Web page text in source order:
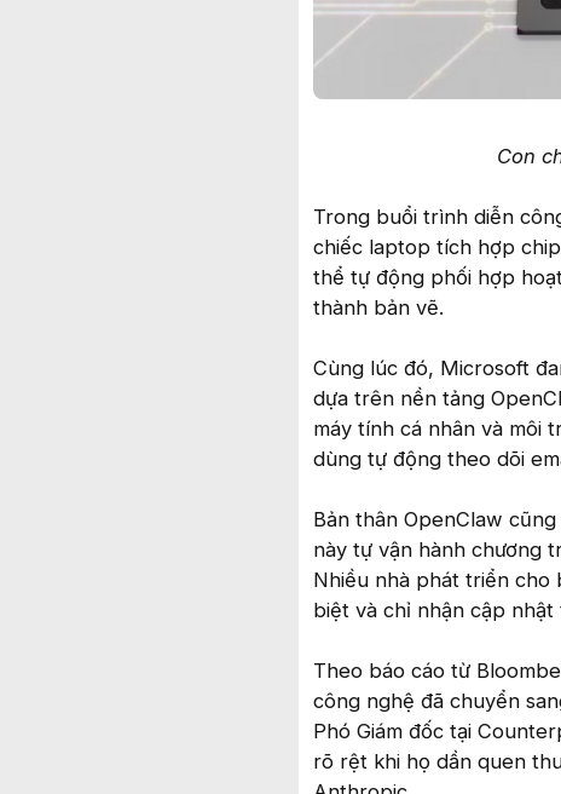
Con
Trong buổi trình diễn
chiếc laptop tích hợp
thể tự động phối hợp
thành bản vẽ.
Cùng lúc đó, Microsoft
dựa trên nền tảng
máy tính cá nhân và môi
dùng tự động theo dõi
Bản thân OpenClaw
này tự vận hành chương
Nhiều nhà phát triển cho
biệt và chỉ nhận cập
Theo báo cáo từ
công nghệ đã chuyển
Phó Giám đốc tại
rõ rệt khi họ dần quen